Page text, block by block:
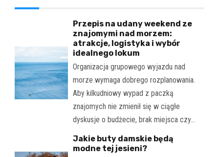
Przepis na udany weekend ze
znajomymi nad morzem:
atrakcje, logistyka i wybór
idealnego lokum
Organizacja grupowego wyjazdu nad
morze wymaga dobrego rozplanowania.
Aby kilkudniowy wypad z paczką
znajomych nie zmienił się w ciągłe
dyskusje o budżecie, brak miejsca czy…
Jakie buty damskie będą
modne tej jesieni?